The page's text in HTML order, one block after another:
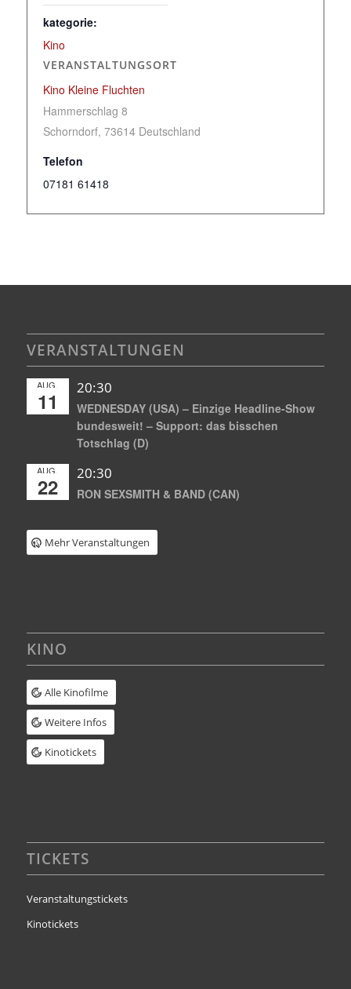
kategorie:
Kino
VERANSTALTUNGSORT
Kino Kleine Fluchten
Hammerschlag 8
Schorndorf, 73614 Deutschland
Telefon
07181 61418
VERANSTALTUNGEN
AUG.
11
20:30
WEDNESDAY (USA) – Einzige Headline-Show
bundesweit! – Support: das bisschen
Totschlag (D)
AUG.
22
20:30
RON SEXSMITH & BAND (CAN)
Mehr Veranstaltungen
KINO
Alle Kinofilme
Weitere Infos
Kinotickets
TICKETS
Veranstaltungstickets
Kinotickets